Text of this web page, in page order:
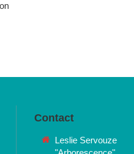
Contact
Leslie Servouze